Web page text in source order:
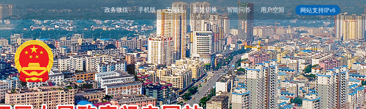
网站支持IPv6
政务微信 手机版 无障碍 简繁切换 智能问答 用户空间